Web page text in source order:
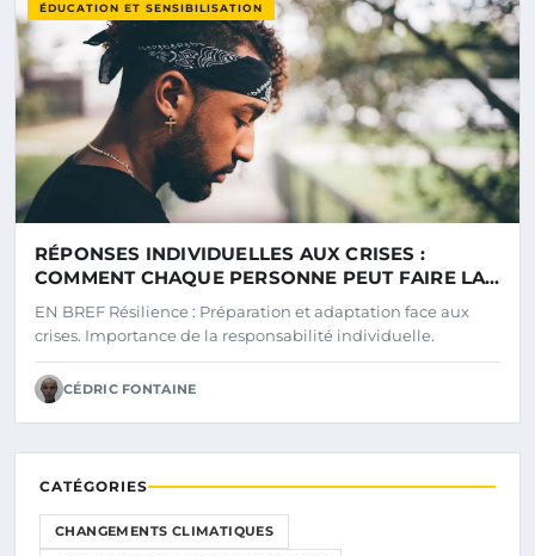
ÉDUCATION ET SENSIBILISATION
RÉPONSES INDIVIDUELLES AUX CRISES :
COMMENT CHAQUE PERSONNE PEUT FAIRE LA
DIFFÉRENCE
EN BREF Résilience : Préparation et adaptation face aux
crises. Importance de la responsabilité individuelle.
CÉDRIC FONTAINE
CATÉGORIES
CHANGEMENTS CLIMATIQUES